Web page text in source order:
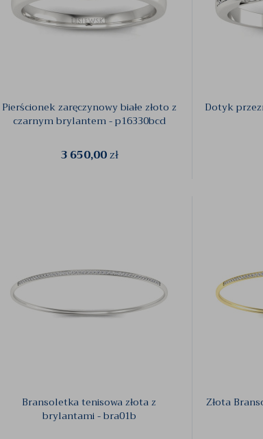
Pierścionek zaręczynowy białe złoto z
czarnym brylantem - p16330bcd
3 650,00zł
Dotyk
Bransoletka tenisowa złota z
brylantami - bra01b
Złota